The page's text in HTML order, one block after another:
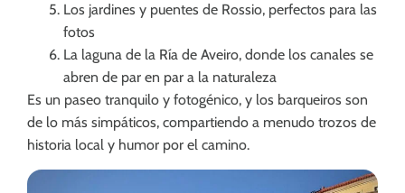
Los jardines y puentes de Rossio, perfectos para las
fotos
La laguna de la Ría de Aveiro, donde los canales se
abren de par en par a la naturaleza
Es un paseo tranquilo y fotogénico, y los barqueiros son
de lo más simpáticos, compartiendo a menudo trozos de
historia local y humor por el camino.